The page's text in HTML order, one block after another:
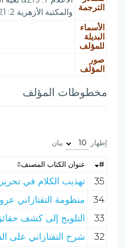
الترجمة
والمكتبة الأزهرية 2: 21 ودائرة المعارف الإسلامية 5: 339 ونشرة دار الكتب 1: 8 وفهرس المؤلفين 298 و 299 و Brock 2: 278 (215) S 2: 301. وانظر التيمورية 3: 134
الأسماء
البديلة
للمؤلف
صور
المؤلف
مخطوطات المؤلف
إظهار بيان
# عنوان الكتاب المصنف
35 تهذيب الكلام في
34
منظومة التفتازاني
33
التلويح إلى كشف
32
شرح التفتازاني على